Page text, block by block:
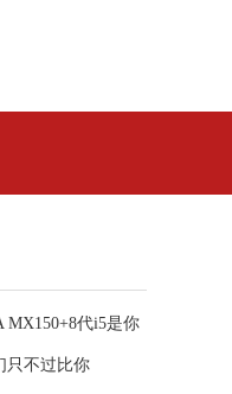
代i5是你
只不过比你